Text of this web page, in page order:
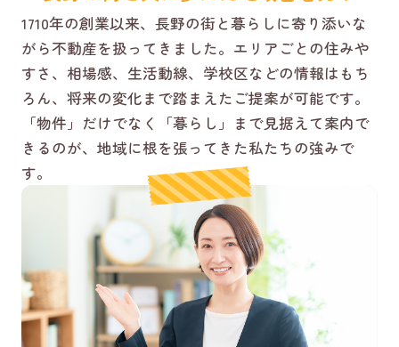
1710年の創業以来、長野の街と暮らしに寄り添いな
がら不動産を扱ってきました。エリアごとの住みや
すさ、相場感、生活動線、学校区などの情報はもち
ろん、将来の変化まで踏まえたご提案が可能です。
「物件」だけでなく「暮らし」まで見据えて案内で
きるのが、地域に根を張ってきた私たちの強みで
す。